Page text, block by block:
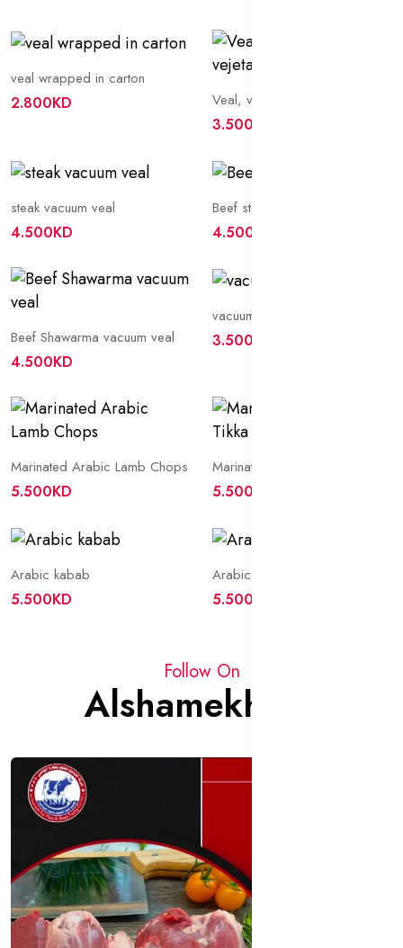
veal wrapped in carton
2.800KD
3.500KD
steak vacuum veal
4.500KD
Beef steak vacuum veal
4.500KD
Beef Shawarma vacuum veal
4.500KD
vacuum minced veal
3.500KD
Marinated Arabic Lamb Chops
5.500KD
Marinated Arabic Meat Tikka
5.500KD
Arabic kabab
5.500KD
Arabic brides
5.500KD
Follow On
Alshamekh-kw